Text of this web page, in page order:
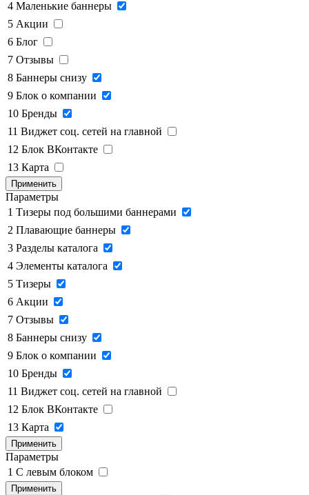
4 Маленькие баннеры
5 Акции
6 Блог
7 Отзывы
8 Баннеры снизу
9 Блок о компании
10 Бренды
11 Виджет соц. сетей на главной
12 Блок ВКонтакте
13 Карта
Применить
Параметры
1 Тизеры под большими баннерами
2 Плавающие баннеры
3 Разделы каталога
4 Элементы каталога
5 Тизеры
6 Акции
7 Отзывы
8 Баннеры снизу
9 Блок о компании
10 Бренды
11 Виджет соц. сетей на главной
12 Блок ВКонтакте
13 Карта
Применить
Параметры
1 C левым блоком
Применить